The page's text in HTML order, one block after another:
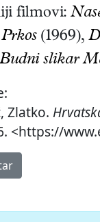
filmovi:
(1969),
Budni slikar
Zlatko.
<https://